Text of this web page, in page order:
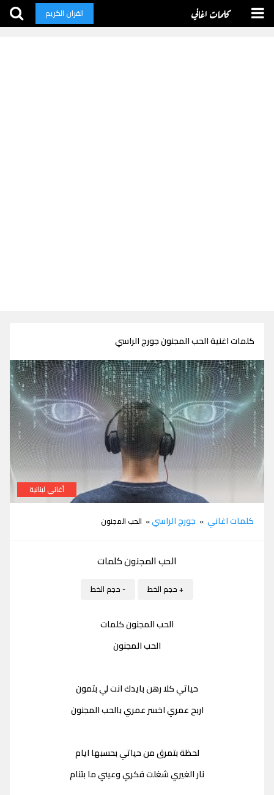
كلمات اغاني القران الكريم
كلمات اغنية الحب المجنون جورج الراسي
أغاني لبنانية
كلمات اغاني » جورج الراسي» الحب المجنون
الحب المجنون كلمات
+ حجم الخط - حجم الخط
الحب المجنون كلمات
الحب المجنون
حياتي كلا رهن بايدك انت لي بتمون
اربح عمري اخسر عمري بالحب المجنون
لحظة بتمرق من حياتي بحسبها ايام
نار الغيري شغلت فكري وعيني ما بتنام